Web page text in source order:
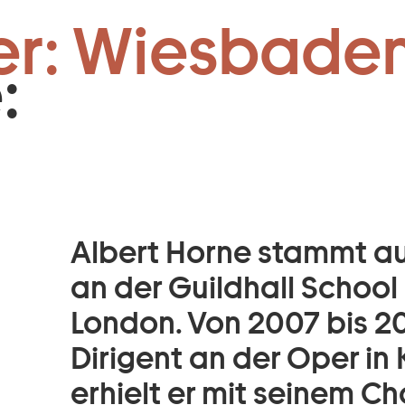
Zum Footer springen
Dirigent:
Albert Horne stammt
an der Guildhall
London. Von 2007 bis
Dirigent an der Oper
erhielt er mit seinem